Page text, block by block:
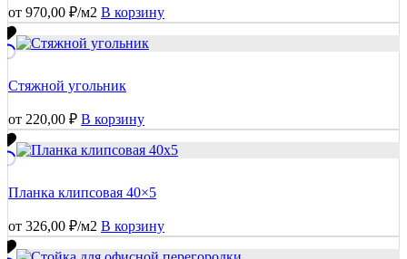
от 970,00 ₽/м2 В корзину
Стяжной угольник
от 220,00 ₽ В корзину
Планка клипсовая 40×5
от 326,00 ₽/м2 В корзину